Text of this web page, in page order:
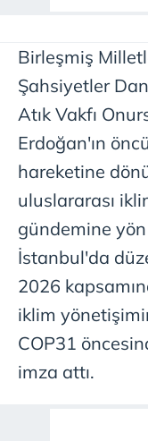
Birleşmiş
Şahsiyetler
Atık Vakfı
Erdoğan'ın
hareketine
uluslararası
gündemine
İstanbul'da
2026
iklim
COP31
imza attı.